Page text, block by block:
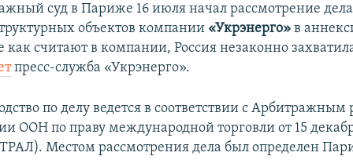
суд в Париже 16 июля начал рассмотрение дела
объектов компании «Укрэнерго» в
как считают в компании, Россия незаконно
пресс-служба «Укрэнерго».
по делу ведется в соответствии с Арбитражным
ООН по праву международной торговли от 15
Местом рассмотрения дела был определен